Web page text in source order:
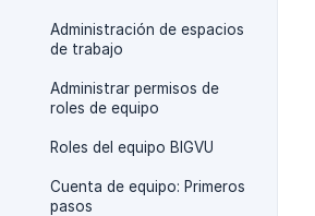
Administración de espacios
de trabajo
Administrar permisos de
roles de equipo
Roles del equipo BIGVU
Cuenta de equipo: Primeros
pasos